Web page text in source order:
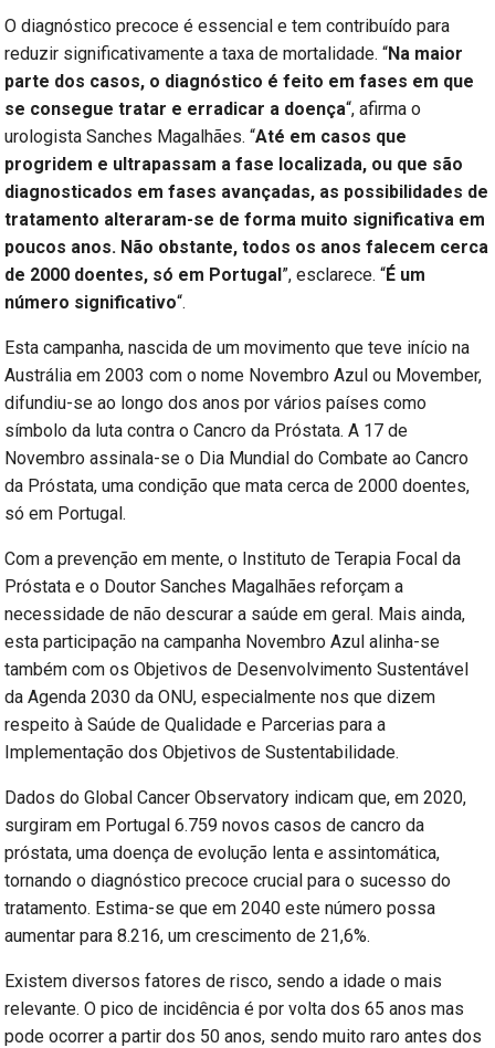
O diagnóstico precoce é essencial e tem contribuído para
reduzir significativamente a taxa de mortalidade. “Na maior
parte dos casos, o diagnóstico é feito em fases em que
se consegue tratar e erradicar a doença“, afirma o
urologista Sanches Magalhães. “Até em casos que
progridem e ultrapassam a fase localizada, ou que são
diagnosticados em fases avançadas, as possibilidades de
tratamento alteraram-se de forma muito significativa em
poucos anos. Não obstante, todos os anos falecem cerca
de 2000 doentes, só em Portugal”, esclarece. “É um
número significativo“.
Esta campanha, nascida de um movimento que teve início na
Austrália em 2003 com o nome Novembro Azul ou Movember,
difundiu-se ao longo dos anos por vários países como
símbolo da luta contra o Cancro da Próstata. A 17 de
Novembro assinala-se o Dia Mundial do Combate ao Cancro
da Próstata, uma condição que mata cerca de 2000 doentes,
só em Portugal.
Com a prevenção em mente, o Instituto de Terapia Focal da
Próstata e o Doutor Sanches Magalhães reforçam a
necessidade de não descurar a saúde em geral. Mais ainda,
esta participação na campanha Novembro Azul alinha-se
também com os Objetivos de Desenvolvimento Sustentável
da Agenda 2030 da ONU, especialmente nos que dizem
respeito à Saúde de Qualidade e Parcerias para a
Implementação dos Objetivos de Sustentabilidade.
Dados do Global Cancer Observatory indicam que, em 2020,
surgiram em Portugal 6.759 novos casos de cancro da
próstata, uma doença de evolução lenta e assintomática,
tornando o diagnóstico precoce crucial para o sucesso do
tratamento. Estima-se que em 2040 este número possa
aumentar para 8.216, um crescimento de 21,6%.
Existem diversos fatores de risco, sendo a idade o mais
relevante. O pico de incidência é por volta dos 65 anos mas
pode ocorrer a partir dos 50 anos, sendo muito raro antes dos